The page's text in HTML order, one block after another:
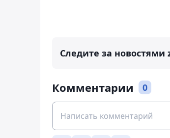
Следите за новостями
Комментарии 0